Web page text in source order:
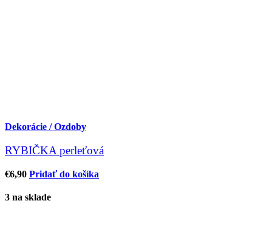
Dekorácie / Ozdoby
RYBIČKA perleťová
€6,90 Pridať do košíka
3 na sklade